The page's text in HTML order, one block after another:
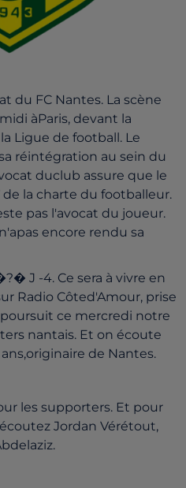
du FC Nantes. La scène
àParis, devant la
Ligue de football. Le
réintégration au sein du
duclub assure que le
de la charte du footballeur.
pas l'avocat du joueur.
encore rendu sa
J -4. Ce sera à vivre en
Radio Côted'Amour, prise
ce mercredi notre
nantais. Et on écoute
de Nantes.
les supporters. Et pour
Jordan Vérétout,